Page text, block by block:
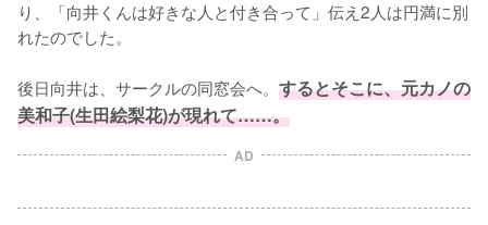
り、「向井くんは好きな人と付き合って」伝え2人は円満に別
れたのでした。
後日向井は、サークルの同窓会へ。 するとそこに、元カノの
美和子(生田絵梨花)が現れて……。
AD